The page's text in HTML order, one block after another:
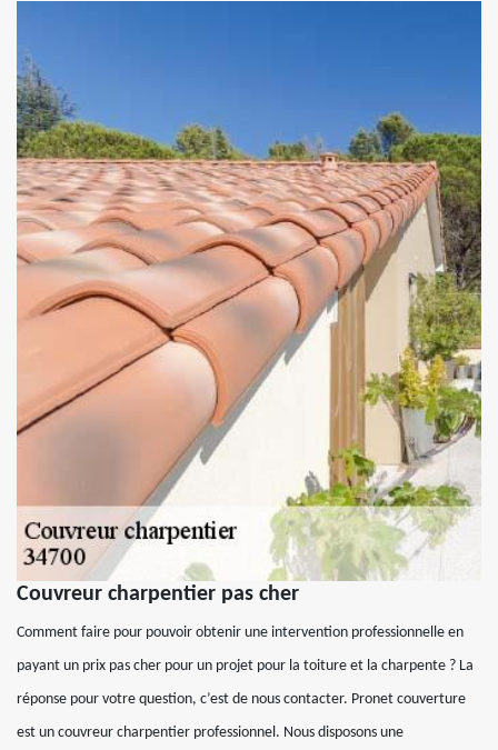
Couvreur charpentier pas cher
Comment faire pour pouvoir obtenir une intervention professionnelle en
payant un prix pas cher pour un projet pour la toiture et la charpente ? La
réponse pour votre question, c’est de nous contacter. Pronet couverture
est un couvreur charpentier professionnel. Nous disposons une